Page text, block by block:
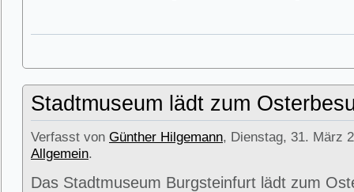
Stadtmuseum lädt zum
Verfasst von Günther Hilgemann, Dienstag, 31. März
Allgemein.
Das Stadtmuseum Burgsteinfurt lädt zum